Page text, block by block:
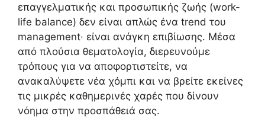
επαγγελματικής και προσωπικής ζωής (work-
life balance) δεν είναι απλώς ένα trend του
management· είναι ανάγκη επιβίωσης. Μέσα
από πλούσια θεματολογία, διερευνούμε
τρόπους για να αποφορτιστείτε, να
ανακαλύψετε νέα χόμπι και να βρείτε εκείνες
τις μικρές καθημερινές χαρές που δίνουν
νόημα στην προσπάθειά σας.